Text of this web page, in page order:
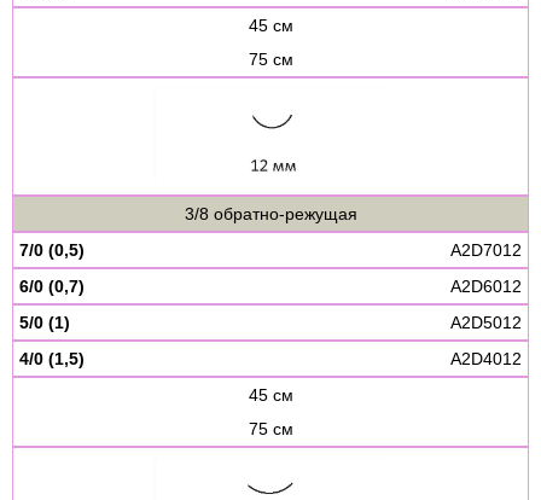
45 см
75 см
3/8 обратно-режущая
7/0 (0,5)
A2D7012
6/0 (0,7)
A2D6012
5/0 (1)
A2D5012
4/0 (1,5)
A2D4012
45 см
75 см